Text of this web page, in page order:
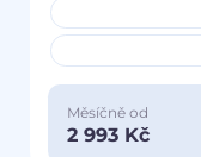
Měsíčně od
2 993 Kč